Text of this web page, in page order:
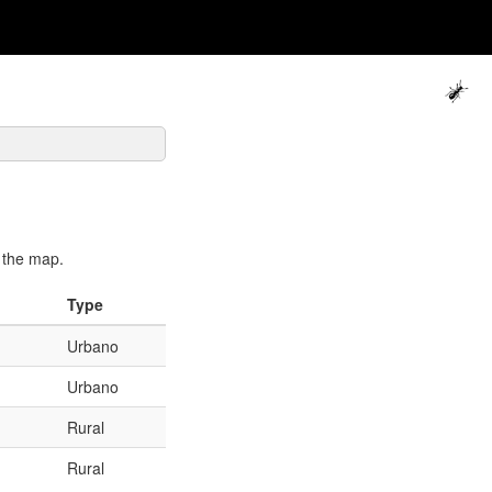
map.
Type
Urbano
Urbano
Rural
Rural